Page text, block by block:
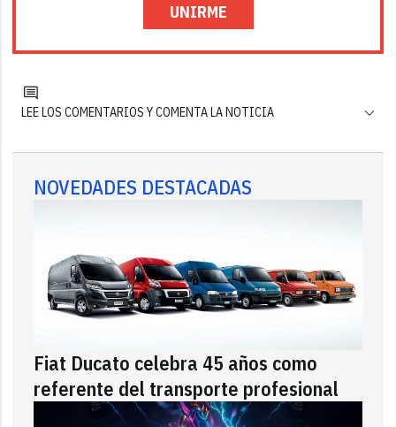
UNIRME
LEE LOS COMENTARIOS Y COMENTA LA NOTICIA
NOVEDADES DESTACADAS
Fiat Ducato celebra 45 años como
referente del transporte profesional